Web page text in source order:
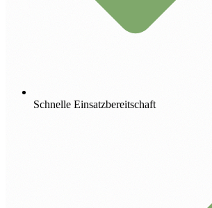
Schnelle Einsatzbereitschaft